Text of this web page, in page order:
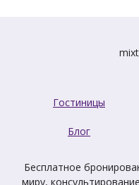
Гостиницы
Блог
Бесплатное
миру,